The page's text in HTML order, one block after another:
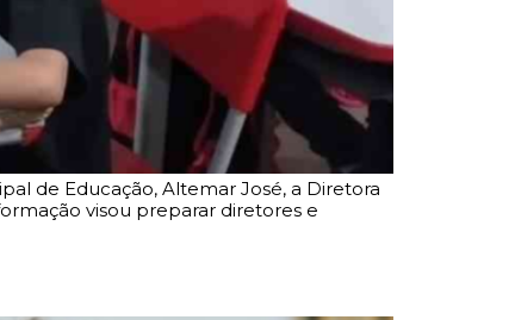
de Educação, Altemar José, a Diretora
visou preparar diretores e